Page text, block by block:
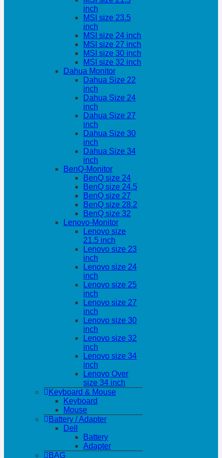
inch
MSI size 23.5
inch
MSI size 24 inch
MSI size 27 inch
MSI size 30 inch
MSI size 32 inch
Dahua Monitor
Dahua Size 22
inch
Dahua Size 24
inch
Dahua Size 27
inch
Dahua Size 30
inch
Dahua Size 34
inch
BenQ-Monitor
BenQ size 24
BenQ size 24.5
BenQ size 27
BenQ size 28.2
BenQ size 32
Lenovo-Monitor
Lenovo size
21.5 inch
Lenovo size 23
inch
Lenovo size 24
inch
Lenovo size 25
inch
Lenovo size 27
inch
Lenovo size 30
inch
Lenovo size 32
inch
Lenovo size 34
inch
Lenovo Over
size 34 inch
Keyboard & Mouse
Keyboard
Mouse
Battery / Adapter
Dell
Battery
Adapter
BAG